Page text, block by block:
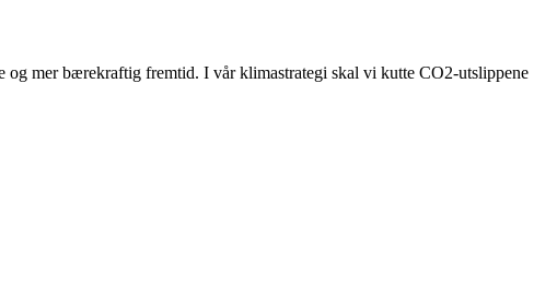
mer bærekraftig fremtid. I vår klimastrategi skal vi kutte CO2-utslippene